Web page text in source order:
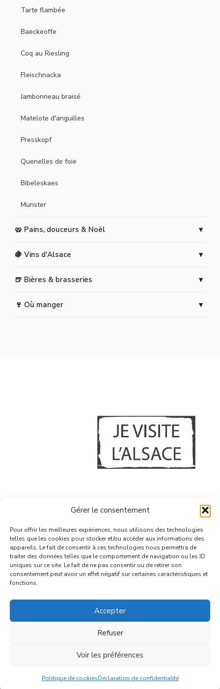
Gérer le consentement
Pour offrir les meilleures expériences, nous utilisons des technologies
telles que les cookies pour stocker et/ou accéder aux informations des
appareils. Le fait de consentir à ces technologies nous permettra de
traiter des données telles que le comportement de navigation ou les ID
uniques sur ce site. Le fait de ne pas consentir ou de retirer son
consentement peut avoir un effet négatif sur certaines caractéristiques et
fonctions.
Accepter
Refuser
Voir les préférences
Politique de cookiesDéclaration de confidentialité
Tarte flambée
Baeckeoffe
Coq au Riesling
Fleischnacka
Jambonneau braisé
Matelote d'anguilles
Presskopf
Quenelles de foie
Bibeleskaes
Munster
🥨 Pains, douceurs & Noël
🍇 Vins d'Alsace
🍺 Bières & brasseries
🍷 Où manger
CONFIDENTIALITE & COOKIES
GERER MES COOKIES
CONTACT
© 2026 | VBA - tous droits réservés